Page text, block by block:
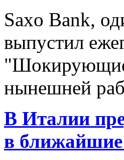
Saxo Bank,
выпустил
нынешней
В Италии
в